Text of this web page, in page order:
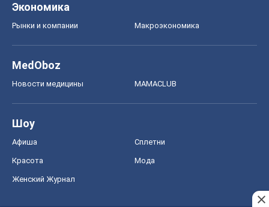
Экономика
Рынки и компании Mакроэкономика
MedOboz
Новости медицины MAMACLUB
Шоу
Афиша Сплетни
Красота Мода
Женский Журнал